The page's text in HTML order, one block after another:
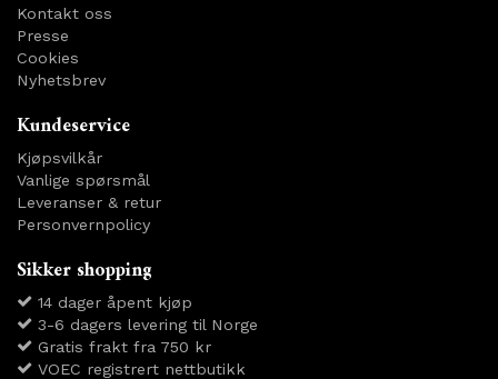
Kontakt oss
Presse
Cookies
Nyhetsbrev
Kundeservice
Kjøpsvilkår
Vanlige spørsmål
Leveranser & retur
Personvernpolicy
Sikker shopping
14 dager åpent kjøp
3-6 dagers levering til Norge
Gratis frakt fra 750 kr
VOEC registrert nettbutikk